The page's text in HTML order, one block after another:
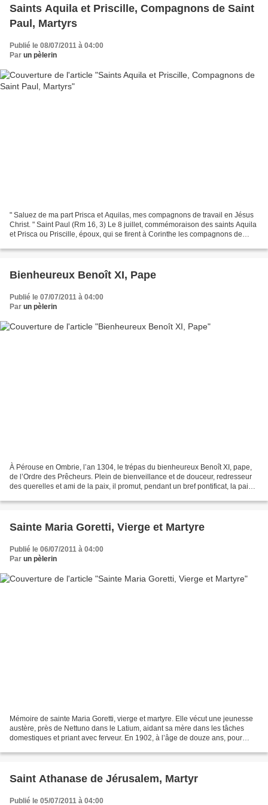
Saints Aquila et Priscille, Compagnons de Saint
Paul, Martyrs
Publié le 08/07/2011 à 04:00
Par un pèlerin
" Saluez de ma part Prisca et Aquilas, mes compagnons de travail en Jésus
Christ. " Saint Paul (Rm 16, 3) Le 8 juillet, commémoraison des saints Aquila
et Prisca ou Priscille, époux, qui se firent à Corinthe les compagnons de
Bienheureux Benoît XI, Pape
Publié le 07/07/2011 à 04:00
Par un pèlerin
À Pérouse en Ombrie, l’an 1304, le trépas du bienheureux Benoît XI, pape,
de l’Ordre des Prêcheurs. Plein de bienveillance et de douceur, redresseur
des querelles et ami de la paix, il promut, pendant un bref pontificat, la paix
Sainte Maria Goretti, Vierge et Martyre
Publié le 06/07/2011 à 04:00
Par un pèlerin
Mémoire de sainte Maria Goretti, vierge et martyre. Elle vécut une jeunesse
austère, près de Nettuno dans le Latium, aidant sa mère dans les tâches
domestiques et priant avec ferveur. En 1902, à l’âge de douze ans, pour
Saint Athanase de Jérusalem, Martyr
Publié le 05/07/2011 à 04:00